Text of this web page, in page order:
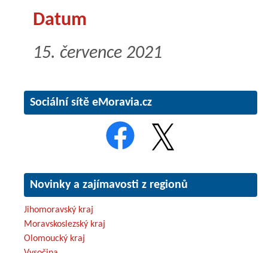
Datum
15. července 2021
Sociální sítě eMoravia.cz
Novinky a zajímavosti z regionů
Jihomoravský kraj
Moravskoslezský kraj
Olomoucký kraj